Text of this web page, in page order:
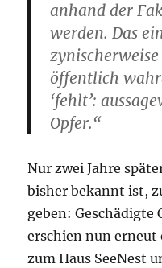
anhand der
werden. Das
öffentlich
‘fehlt’:
Opfer.“
Nur zwei Jahre
bisher bekannt ist,
geben: Geschädigte
erschien nun
zum Haus SeeNest